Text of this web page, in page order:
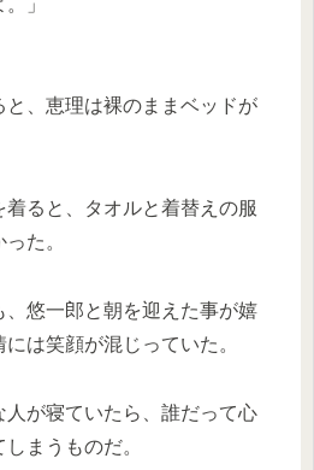
、恵理は裸のままベッドが
ると、タオルと着替えの服
た。
悠一郎と朝を迎えた事が嬉
は笑顔が混じっていた。
が寝ていたら、誰だって心
まうものだ。